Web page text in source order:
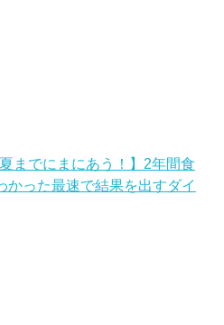
夏までにまにあう！】2年間食
かった最速で結果を出すダイ